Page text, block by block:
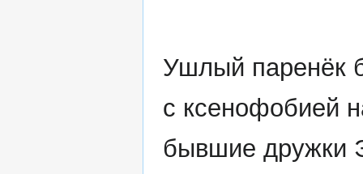
Ушлый паренёк
с ксенофобией
бывшие дружки